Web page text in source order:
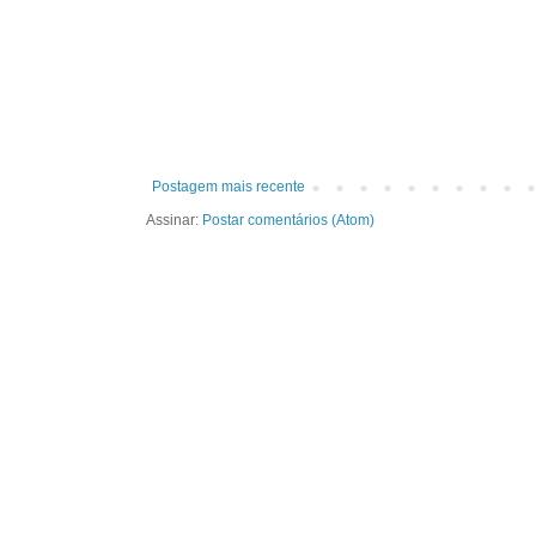
Postagem mais recente
Assinar: Postar comentários (Atom)